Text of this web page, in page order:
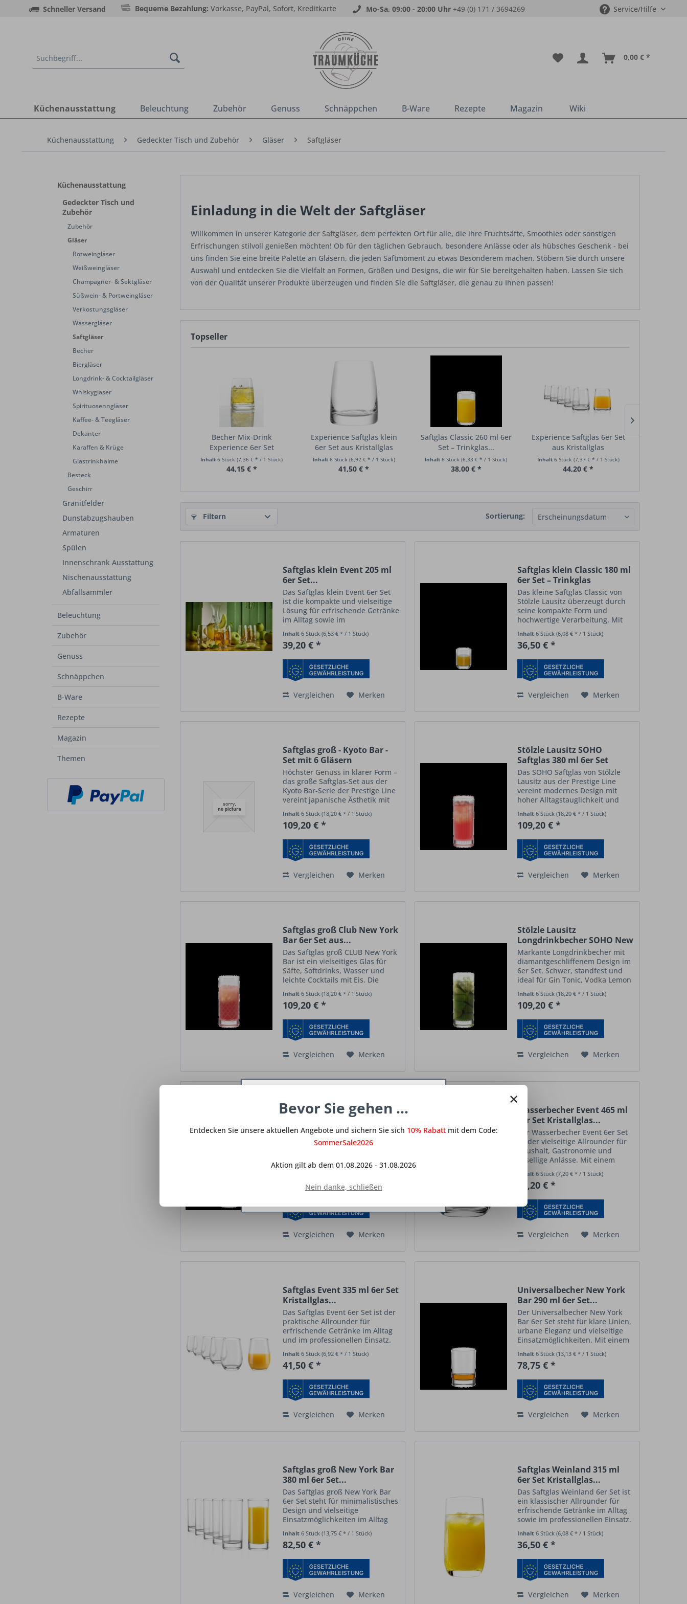
Schneller Versand Bequeme Bezahlung: Vorkasse, PayPal, Sofort, Kreditkarte Mo-Sa, 09:00 - 20:00 Uhr +49 (0) 171 / 3694269 Service/Hilfe
0,00 € *
Küchenausstattung Beleuchtung Zubehör Genuss Schnäppchen B-Ware Rezepte Magazin Wiki
Küchenausstattung Gedeckter Tisch und Zubehör Gläser Saftgläser
Küchenausstattung
Gedeckter Tisch und
Zubehör
Zubehör
Gläser
Rotweingläser
Weißweingläser
Champagner- & Sektgläser
Süßwein- & Portweingläser
Verkostungsgläser
Wassergläser
Saftgläser
Becher
Biergläser
Longdrink- & Cocktailgläser
Whiskygläser
Spirituosenngläser
Kaffee- & Teegläser
Dekanter
Karaffen & Krüge
Glastrinkhalme
Besteck
Geschirr
Granitfelder
Dunstabzugshauben
Armaturen
Spülen
Innenschrank Ausstattung
Nischenausstattung
Abfallsammler
Beleuchtung
Zubehör
Genuss
Schnäppchen
B-Ware
Rezepte
Magazin
Themen
Einladung in die Welt der Saftgläser
Willkommen in unserer Kategorie der Saftgläser, dem perfekten Ort für alle, die ihre Fruchtsäfte, Smoothies oder sonstigen
Erfrischungen stilvoll genießen möchten! Ob für den täglichen Gebrauch, besondere Anlässe oder als hübsches Geschenk - bei
uns finden Sie eine breite Palette an Gläsern, die jeden Saftmoment zu etwas Besonderem machen. Stöbern Sie durch unsere
Auswahl und entdecken Sie die Vielfalt an Formen, Größen und Designs, die wir für Sie bereitgehalten haben. Lassen Sie sich
von der Qualität unserer Produkte überzeugen und finden Sie die Saftgläser, die genau zu Ihnen passen!
Topseller
Becher Mix-Drink
Experience 6er Set
Inhalt6 Stück(7,36 € * / 1 Stück)
44,15 € *
Experience Saftglas klein
6er Set aus Kristallglas
Inhalt 6 Stück (6,92 € * / 1 Stück)
41,50 € *
Saftglas Classic 260 ml 6er
Set – Trinkglas...
Inhalt6 Stück(6,33 € * / 1 Stück)
38,00 € *
Experience Saftglas 6er Set
aus Kristallglas
Inhalt 6 Stück (7,37 € * / 1 Stück)
44,20 € *
Filtern Sortierung:
Saftglas klein Event 205 ml
6er Set...
Das Saftglas klein Event 6er Set
ist die kompakte und vielseitige
Lösung für erfrischende Getränke
im Alltag sowie im
einem Volumen von 205 ml
eignet sich das Glas ideal für
Inhalt6 Stück(6,53 € * / 1 Stück)
39,20 € *
Vergleichen Merken
Saftglas klein Classic 180 ml
6er Set – Trinkglas
Das kleine Saftglas Classic von
Stölzle Lausitz überzeugt durch
seine kompakte Form und
hochwertige Verarbeitung. Mit
eignet es sich ideal für kleinere
Portionen von Saft, Wasser oder
Inhalt6 Stück(6,08 € * / 1 Stück)
36,50 € *
Vergleichen Merken
Saftglas groß - Kyoto Bar -
Set mit 6 Gläsern
Höchster Genuss in klarer Form –
das große Saftglas-Set aus der
Kyoto Bar-Serie der Prestige Line
vereint japanische Ästhetik mit
schlanke Silhouette, das leichte
Gewicht und die hochwertige
Inhalt6 Stück(18,20 € * / 1 Stück)
109,20 € *
Vergleichen Merken
Stölzle Lausitz SOHO
Saftglas 380 ml 6er Set
Das SOHO Saftglas von Stölzle
Lausitz aus der Prestige Line
vereint modernes Design mit
hoher Alltagstauglichkeit und
Die charakteristischen, senkrecht
verlaufenden Linien im
Inhalt6 Stück(18,20 € * / 1 Stück)
109,20 € *
Vergleichen Merken
Saftglas groß Club New York
Bar 6er Set aus...
Das Saftglas groß CLUB New York
Bar ist ein vielseitiges Glas für
Säfte, Softdrinks, Wasser und
leichte Cocktails mit Eis. Die
ausreichend Volumen für
erfrischende Getränke und
Inhalt6 Stück(18,20 € * / 1 Stück)
109,20 € *
Vergleichen Merken
Stölzle Lausitz
Longdrinkbecher SOHO New
York...
Markante Longdrinkbecher mit
diamantgeschliffenem Design im
6er Set. Schwer, standfest und
ideal für Gin Tonic,Vodka Lemon
Longdrinkbecher mit
diamantgeschliffenem Design
New...
Inhalt6 Stück(18,20 € * / 1 Stück)
109,20 € *
Vergleichen Merken
Stölzle Lausitz Saftglas groß
Manhattan New...
Große Saft- und Allroundgläser
mit Manhattan-Schliff aus
Wasser und Cocktails. Großes
Manhattan-Schliff Das Saftglas
Bar...
109,20 € *
Vergleichen Merken
Wasserbecher Event 465 ml
6er Set Kristallglas...
Der Wasserbecher Event 6er Set
ist der vielseitige Allrounder für
Haushalt, Gastronomie und
gesellige Anlässe. Mit einem
bietet das Glas ausreichend Platz
für Wasser, Schorlen, Softdrinks
Inhalt6 Stück(7,20 € * / 1 Stück)
43,20 € *
Vergleichen Merken
Saftglas Event 335 ml 6er Set
Kristallglas...
Das Saftglas Event 6er Set ist der
praktische Allrounder für
erfrischende Getränke im Alltag
und im professionellen Einsatz.
bietet es ausreichend Platz für
Säfte, Softdrinks, Wasser oder
Inhalt6 Stück(6,92 € * / 1 Stück)
41,50 € *
Vergleichen Merken
Universalbecher New York
Bar 290 ml 6er Set...
Der Universalbecher New York
Bar 6er Set steht für klare Linien,
urbane Eleganz und vielseitige
Einsatzmöglichkeiten. Mit einem
das Glas sowohl für Spirituosen
als auch für Wasser, Saft oder
Inhalt6 Stück(13,13 € * / 1 Stück)
78,75 € *
Vergleichen Merken
Saftglas groß New York Bar
380 ml 6er Set...
Das Saftglas groß New York Bar
6er Set steht für minimalistisches
Design und vielseitige
Einsatzmöglichkeiten im Alltag
einem Volumen von 380 ml bietet
das Glas ausreichend Raum für
Inhalt6 Stück(13,75 € * / 1 Stück)
82,50 € *
Vergleichen Merken
Saftglas Weinland 315 ml
6er Set Kristallglas...
Das Saftglas Weinland 6er Set ist
ein klassischer Allrounder für
erfrischende Getränke im Alltag
sowie im professionellen Einsatz.
bietet es ausreichend Platz für
Säfte, Softdrinks, Wasser oder
Inhalt6 Stück(6,08 € * / 1 Stück)
36,50 € *
Vergleichen Merken
×
Bevor Sie gehen ...
Entdecken Sie unsere aktuellen Angebote und sichern Sie sich 10% Rabattmit dem Code:
SommerSale2026
Aktion gilt ab dem 01.08.2026 - 31.08.2026
Nein danke, schließen
Diese Website benutzt Cookies, die für den
technischen Betrieb der Website erforderlich
sind und stets gesetzt werden. Andere Cookies,
die den Komfort bei Benutzung dieser Website
erhöhen, der Direktwerbung dienen oder die
Ihrer Zustimmung gesetzt.Mehr Informationen
Konfigurieren Alle akzeptieren